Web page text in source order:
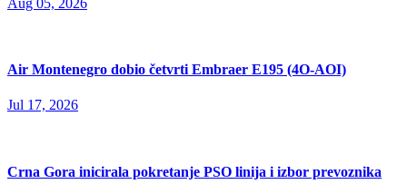
Aug 05, 2026
Air Montenegro dobio četvrti Embraer E195 (4O-AOI)
Jul 17, 2026
Crna Gora inicirala pokretanje PSO linija i izbor prevoznika